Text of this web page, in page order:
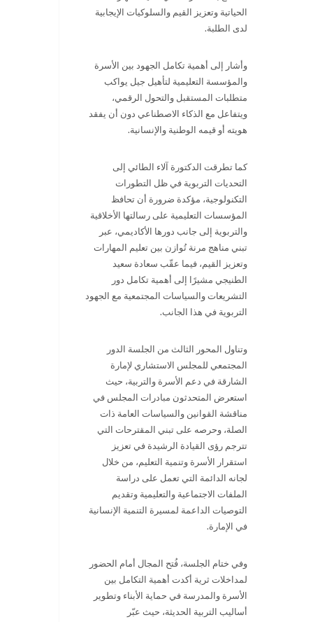
الحياتية وتعزيز القيم والسلوكيات الإيجابية
لدى الطلبة.
وأشار إلى أهمية تكامل الجهود بين الأسرة
والمؤسسة التعليمية لتأهيل جيل يواكب
متطلبات المستقبل والتحول الرقمي،
ويتفاعل مع الذكاء الاصطناعي دون أن يفقد
هويته أو قيمه الوطنية والإنسانية.
كما تطرقت الدكتورة آلاء الطائي إلى
التحديات التربوية في ظل التطورات
التكنولوجية، مؤكدة ضرورة أن تحافظ
المؤسسات التعليمية على رسالتها الأخلاقية
والتربوية إلى جانب دورها الأكاديمي، عبر
تبني مناهج مرنة تُوازن بين تعليم المهارات
وتعزيز القيم، فيما عقّب سعادة سعيد
الطنيجي مشيرًا إلى أهمية تكامل دور
التشريعات والسياسات المجتمعية مع الجهود
التربوية في هذا الجانب.
وتناول المحور الثالث من الجلسة الدور
المجتمعي للمجلس الاستشاري لإمارة
الشارقة في دعم الأسرة والتربية، حيث
استعرض المتحدثون مبادرات المجلس في
مناقشة القوانين والسياسات العامة ذات
الصلة، وحرصه على تبني المقترحات التي
تترجم رؤى القيادة الرشيدة في تعزيز
استقرار الأسرة وتنمية التعليم، من خلال
لجانه الدائمة التي تعمل على دراسة
الملفات الاجتماعية والتعليمية وتقديم
التوصيات الداعمة لمسيرة التنمية الإنسانية
في الإمارة.
وفي ختام الجلسة، فُتح المجال أمام الحضور
لمداخلات ثرية أكدت أهمية التكامل بين
الأسرة والمدرسة في حماية الأبناء وتطوير
أساليب التربية الحديثة، حيث عبّر